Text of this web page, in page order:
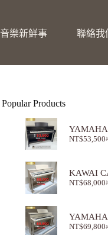
音樂新鮮事 聯絡我
Popular Products
YAMAHA
NT$53,500
KAWAI
NT$68,000
YAMAHA
NT$69,800